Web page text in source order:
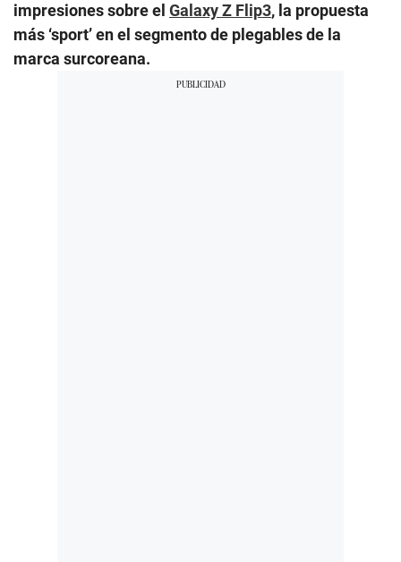
impresiones sobre el Galaxy Z Flip3, la propuesta
más ‘sport’ en el segmento de plegables de la
marca surcoreana.